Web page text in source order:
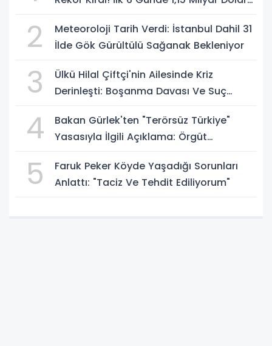
2
Meteoroloji Tarih Verdi: İstanbul Dahil 31
İlde Gök Gürültülü Sağanak Bekleniyor
3
Ülkü Hilal Çiftçi'nin Ailesinde Kriz
Derinleşti: Boşanma Davası Ve Suç
4
Bakan Gürlek'ten "Terörsüz Türkiye"
Yasasıyla İlgili Açıklama: Örgüt
Yürürlüğe Girmeyecek
5
Faruk Peker Köyde Yaşadığı Sorunları
Anlattı: "Taciz Ve Tehdit Ediliyorum"